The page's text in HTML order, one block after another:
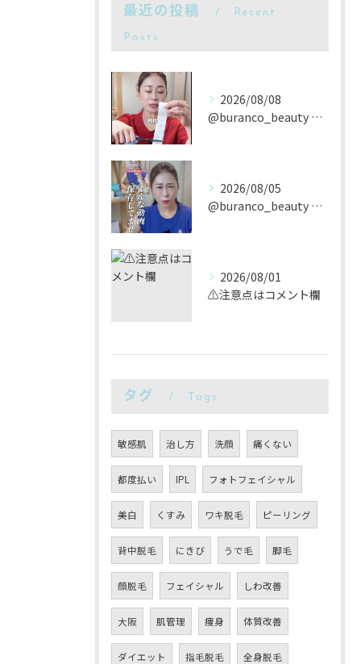
最近の投稿 Recent
Posts
2026/08/08
@buranco_beauty 歴12年の知見と根本美容💆‍...
2026/08/05
@buranco_beauty 歴12年の知見と根本美容💆‍...
2026/08/01
⚠️注意点はコメント欄
タグ Tags
敏感肌 治し方 洗顔 痛くない
都度払い IPL フォトフェイシャル
美白 くすみ ワキ脱毛 ピーリング
背中脱毛 にきび うで毛 脚毛
顔脱毛 フェイシャル しわ改善
大阪 肌管理 痩身 体質改善
ダイエット 指毛脱毛 全身脱毛